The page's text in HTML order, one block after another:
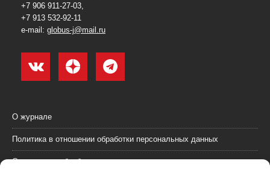
+7 906 911-27-03,
+7 913 532-92-11
e-mail: globus-j@mail.ru
О журнале
Политика в отношении обработки персональных данных
Согласие на обработку персональных данных